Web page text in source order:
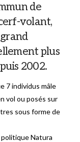
de
volant,
plus
2002.
7 individus mâle
vol ou posés sur
sous forme de
Natura